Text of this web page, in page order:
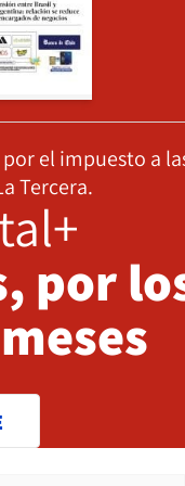
el impuesto a
Tercera.
por